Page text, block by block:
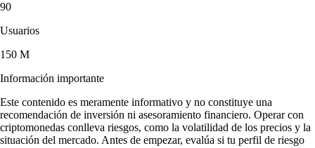
90
Usuarios
150 M
Información importante
Este contenido es meramente informativo y no constituye una
recomendación de inversión ni asesoramiento financiero. Operar con
criptomonedas conlleva riesgos, como la volatilidad de los precios y la
situación del mercado. Antes de empezar, evalúa si tu perfil de riesgo